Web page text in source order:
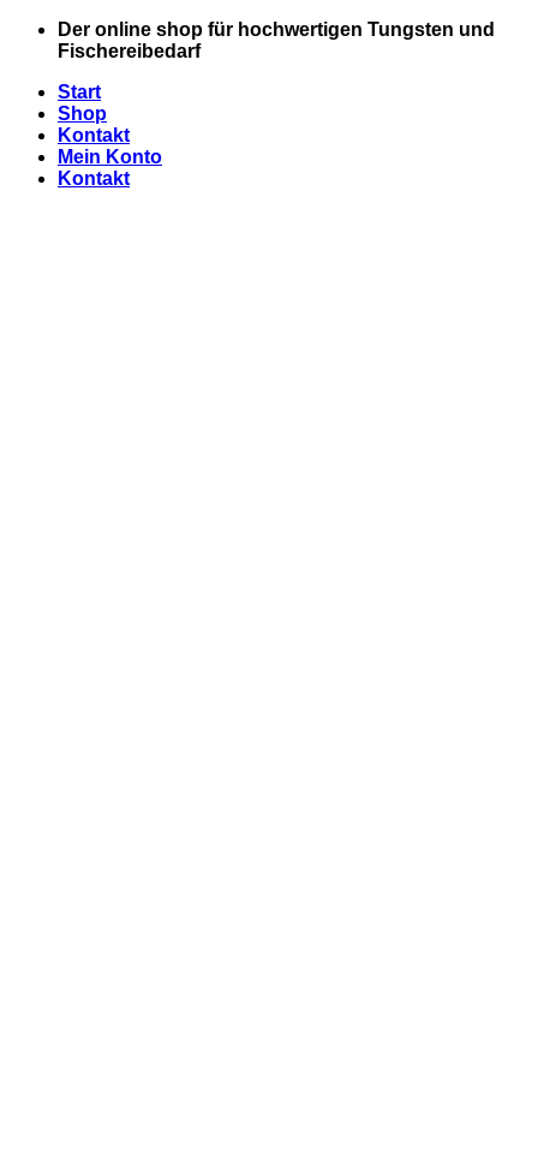
Zum
Der online shop für hochwertigen Tungsten und
Fischereibedarf
Start
Shop
Kontakt
Mein Konto
Kontakt